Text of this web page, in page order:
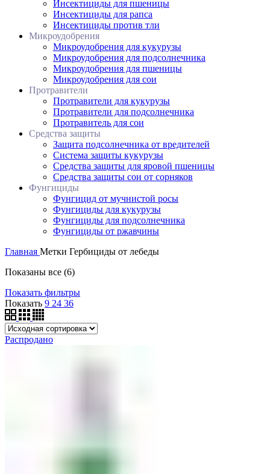
Инсектициды для пшеницы
Инсектициды для рапса
Инсектициды против тли
Микроудобрения
Микроудобрения для кукурузы
Микроудобрения для подсолнечника
Микроудобрения для пшеницы
Микроудобрения для сои
Протравители
Протравители для кукурузы
Протравители для подсолнечника
Протравитель для сои
Средства защиты
Защита подсолнечника от вредителей
Система защиты кукурузы
Средства защиты для яровой пшеницы
Средства защиты сои от сорняков
Фунгициды
Фунгицид от мучнистой росы
Фунгициды для кукурузы
Фунгициды для подсолнечника
Фунгициды от ржавчины
Главная Метки Гербициды от лебеды
Показаны все (6)
Показать фильтры
Показать 9 24 36
Распродано